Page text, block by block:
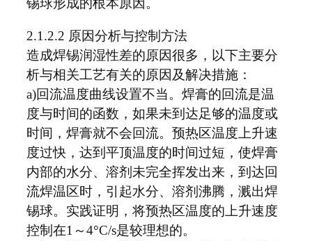
2.1.2.2 原因分析与控制方法
造成焊锡润湿性差的原因很多，以下主要分
析与相关工艺有关的原因及解决措施：
a)回流温度曲线设置不当。焊膏的回流是温
度与时间的函数，如果未到达足够的温度或
时间，焊膏就不会回流。预热区温度上升速
度过快，达到平顶温度的时间过短，使焊膏
内部的水分、溶剂未完全挥发出来，到达回
流焊温区时，引起水分、溶剂沸腾，溅出焊
锡球。实践证明，将预热区温度的上升速度
控制在1～4°C/s是较理想的。